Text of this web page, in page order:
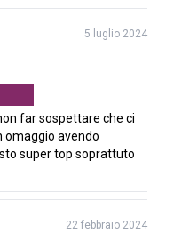
5 luglio 2024
far sospettare che ci
omaggio avendo
super top soprattuto
22 febbraio 2024